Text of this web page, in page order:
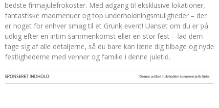
bedste firmajulefrokoster. Med adgang til eksklusive lokationer,
fantastiske madmenuer og top underholdningsmuligheder – der
er noget for enhver smag til et Grunk event! Uanset om du er på
udkig efter en intim sammenkomst eller en stor fest – lad dem
tage sig af alle detaljerne, så du bare kan læne dig tilbage og nyde
festlighederne med venner og familie i denne juletid.